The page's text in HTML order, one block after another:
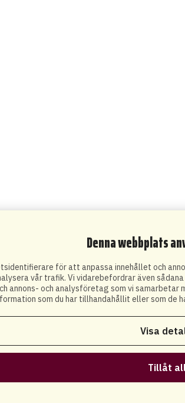
Denna webbplats
för att anpassa innehållet och
vår trafik. Vi vidarebefordrar även
annons- och analysföretag som vi samarbetar
som du har tillhandahållit eller som de
Visa
Tillåt